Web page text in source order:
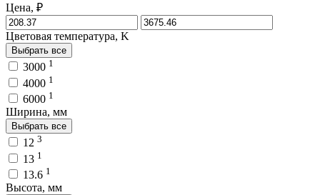
Цена, ₽
Цветовая температура, K
Выбрать все
3000 1
4000 1
6000 1
Ширина, мм
Выбрать все
12 3
13 1
13.6 1
Высота, мм